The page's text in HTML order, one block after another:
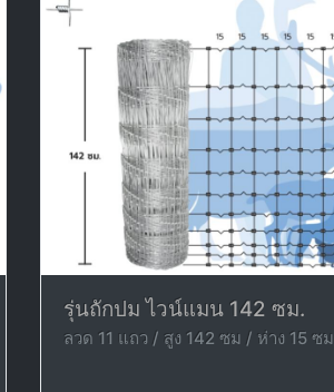
รุ่นถักปม ไวน์แมน 142 ซม.
ลวด 11 แถว / สูง 142 ซม / ห่าง 15 ซม